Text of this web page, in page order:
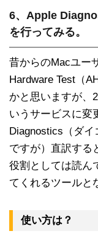
6、Apple
を行ってみる。
昔からのMacユー
Hardware Test（
かと思いますが、
いうサービスに変
Diagnostics（ダ
ですが）直訳する
役割としては読ん
てくれるツールと
使い方は？